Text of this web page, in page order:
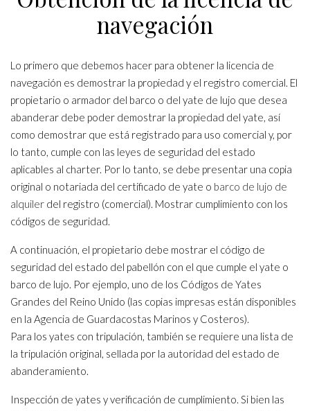
navegación
Lo primero que debemos hacer para obtener la licencia de
navegación es demostrar la propiedad y el registro comercial. El
propietario o armador del barco o del yate de lujo que desea
abanderar debe poder demostrar la propiedad del yate, así
como demostrar que está registrado para uso comercial y, por
lo tanto, cumple con las leyes de seguridad del estado
aplicables al charter. Por lo tanto, se debe presentar una copia
original o notariada del certificado de yate o barco de lujo de
alquiler del registro (comercial). Mostrar cumplimiento con los
códigos de seguridad.
A continuación, el propietario debe mostrar el código de
seguridad del estado del pabellón con el que cumple el yate o
barco de lujo. Por ejemplo, uno de los Códigos de Yates
Grandes del Reino Unido (las copias impresas están disponibles
en la Agencia de Guardacostas Marinos y Costeros).
Para los yates con tripulación, también se requiere una lista de
la tripulación original, sellada por la autoridad del estado de
abanderamiento.
Inspección de yates y verificación de cumplimiento. Si bien las